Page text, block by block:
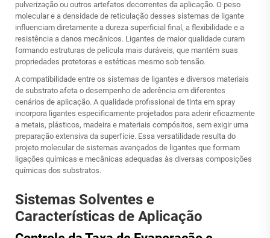
pulverização ou outros artefatos decorrentes da aplicação. O peso
molecular e a densidade de reticulação desses sistemas de ligante
influenciam diretamente a dureza superficial final, a flexibilidade e a
resistência a danos mecânicos. Ligantes de maior qualidade curam
formando estruturas de película mais duráveis, que mantêm suas
propriedades protetoras e estéticas mesmo sob tensão.
A compatibilidade entre os sistemas de ligantes e diversos materiais
de substrato afeta o desempenho de aderência em diferentes
cenários de aplicação. A qualidade profissional de tinta em spray
incorpora ligantes especificamente projetados para aderir eficazmente
a metais, plásticos, madeira e materiais compósitos, sem exigir uma
preparação extensiva da superfície. Essa versatilidade resulta do
projeto molecular de sistemas avançados de ligantes que formam
ligações químicas e mecânicas adequadas às diversas composições
químicas dos substratos.
Sistemas Solventes e
Características de Aplicação